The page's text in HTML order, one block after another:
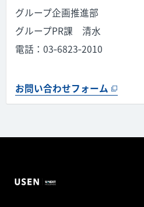
グループ企画推進部
グループPR課 清水
電話：03‐6823‐2010
お問い合わせフォーム